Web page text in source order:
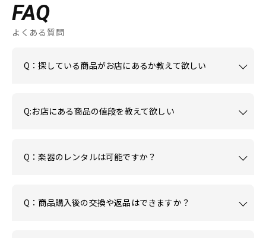
FAQ
よくある質問
Q：探している商品がお店にあるか教えて欲しい
Q:お店にある商品の値段を教えて欲しい
Q：楽器のレンタルは可能ですか？
Q：商品購入後の交換や返品はできますか？